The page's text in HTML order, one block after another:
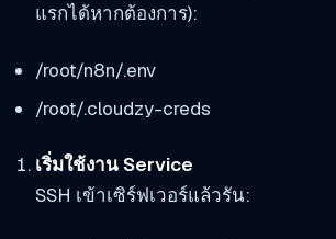
แรกได้หากต้องการ):
/root/n8n/.env
/root/.cloudzy-creds
เริ่มใช้งาน Service
SSH เข้าเซิร์ฟเวอร์แล้วรัน: